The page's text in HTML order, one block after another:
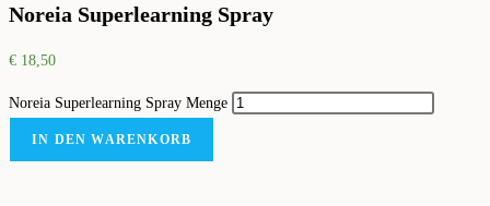
Noreia Superlearning Spray
€ 18,50
Noreia Superlearning Spray Menge
IN DEN WARENKORB